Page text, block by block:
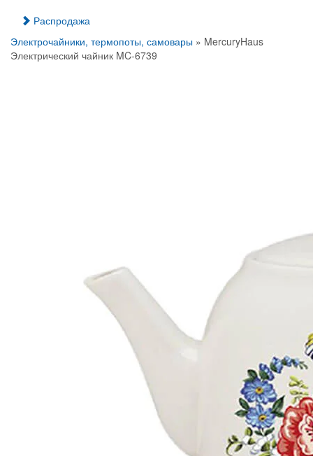
Распродажа
Электрочайники, термопоты, самовары » MercuryHaus
Электрический чайник MC-6739